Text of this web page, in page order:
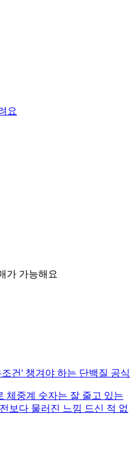
요
가 가능해요
건' 챙겨야 하는 단백질 공식
체중계 숫자는 잘 줄고 있는
보다 물러진 느낌 드신 적 없